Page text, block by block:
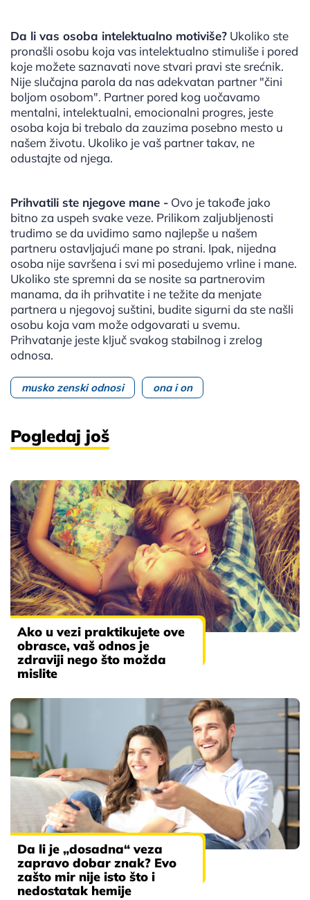
Da li vas osoba intelektualno motiviše? Ukoliko ste
pronašli osobu koja vas intelektualno stimuliše i pored
koje možete saznavati nove stvari pravi ste srećnik.
Nije slučajna parola da nas adekvatan partner "čini
boljom osobom". Partner pored kog uočavamo
mentalni, intelektualni, emocionalni progres, jeste
osoba koja bi trebalo da zauzima posebno mesto u
našem životu. Ukoliko je vaš partner takav, ne
odustajte od njega.
Prihvatili ste njegove mane - Ovo je takođe jako
bitno za uspeh svake veze. Prilikom zaljubljenosti
trudimo se da uvidimo samo najlepše u našem
partneru ostavljajući mane po strani. Ipak, nijedna
osoba nije savršena i svi mi posedujemo vrline i mane.
Ukoliko ste spremni da se nosite sa partnerovim
manama, da ih prihvatite i ne težite da menjate
partnera u njegovoj suštini, budite sigurni da ste našli
osobu koja vam može odgovarati u svemu.
Prihvatanje jeste ključ svakog stabilnog i zrelog
odnosa.
musko zenski odnosi ona i on
Pogledaj još
Ako u vezi praktikujete ove
obrasce, vaš odnos je
zdraviji nego što možda
mislite
Da li je „dosadna“ veza
zapravo dobar znak? Evo
zašto mir nije isto što i
nedostatak hemije